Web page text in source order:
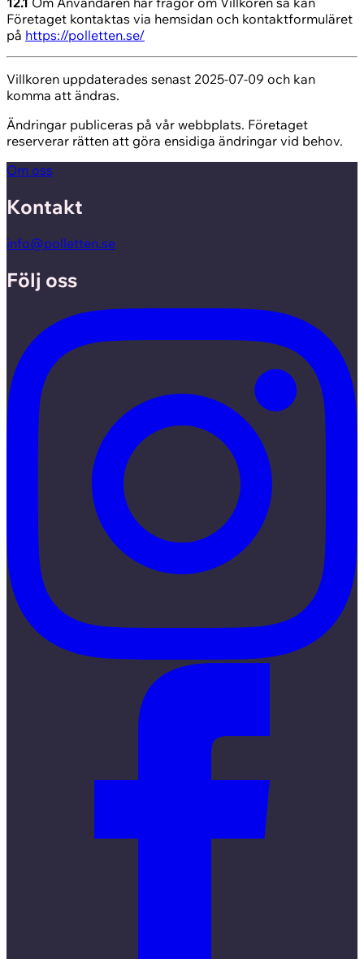
Företaget kontaktas via hemsidan och kontaktformuläret
på https://polletten.se/
Villkoren uppdaterades senast 2025-07-09 och kan
komma att ändras.
Ändringar publiceras på vår webbplats. Företaget
reserverar rätten att göra ensidiga ändringar vid behov.
Om oss
Kontakt
info@polletten.se
Följ oss